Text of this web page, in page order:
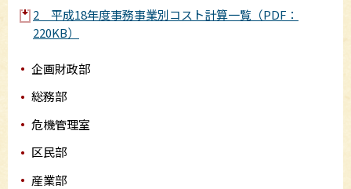
2 平成18年度事務事業別コスト計算一覧（PDF：
220KB）
企画財政部
総務部
危機管理室
区民部
産業部